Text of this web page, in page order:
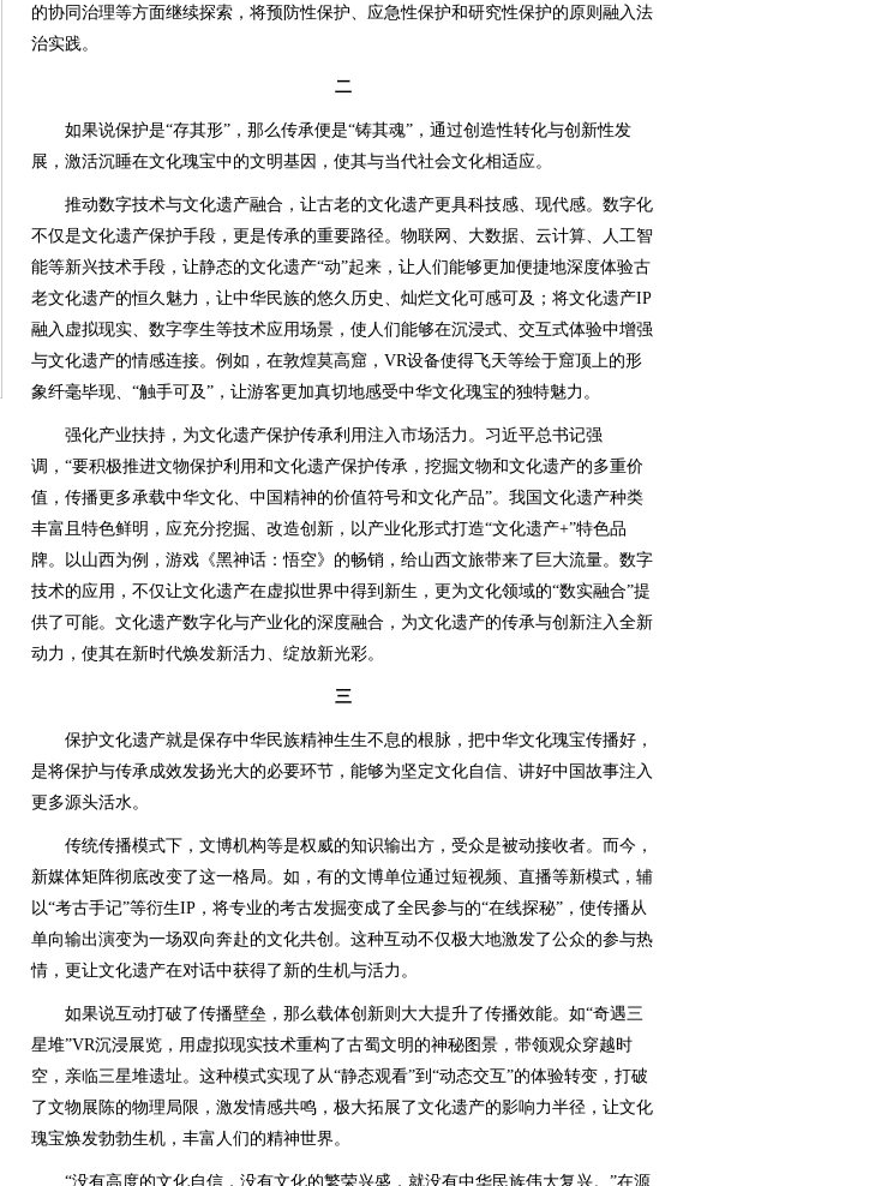
的协同治理等方面继续探索，将预防性保护、应急性保护和研究性保护的原则融入法
治实践。
二
如果说保护是“存其形”，那么传承便是“铸其魂”，通过创造性转化与创新性发
展，激活沉睡在文化瑰宝中的文明基因，使其与当代社会文化相适应。
推动数字技术与文化遗产融合，让古老的文化遗产更具科技感、现代感。数字化
不仅是文化遗产保护手段，更是传承的重要路径。物联网、大数据、云计算、人工智
能等新兴技术手段，让静态的文化遗产“动”起来，让人们能够更加便捷地深度体验古
老文化遗产的恒久魅力，让中华民族的悠久历史、灿烂文化可感可及；将文化遗产IP
融入虚拟现实、数字孪生等技术应用场景，使人们能够在沉浸式、交互式体验中增强
与文化遗产的情感连接。例如，在敦煌莫高窟，VR设备使得飞天等绘于窟顶上的形
象纤毫毕现、“触手可及”，让游客更加真切地感受中华文化瑰宝的独特魅力。
强化产业扶持，为文化遗产保护传承利用注入市场活力。习近平总书记强
调，“要积极推进文物保护利用和文化遗产保护传承，挖掘文物和文化遗产的多重价
值，传播更多承载中华文化、中国精神的价值符号和文化产品”。我国文化遗产种类
丰富且特色鲜明，应充分挖掘、改造创新，以产业化形式打造“文化遗产+”特色品
牌。以山西为例，游戏《黑神话：悟空》的畅销，给山西文旅带来了巨大流量。数字
技术的应用，不仅让文化遗产在虚拟世界中得到新生，更为文化领域的“数实融合”提
供了可能。文化遗产数字化与产业化的深度融合，为文化遗产的传承与创新注入全新
动力，使其在新时代焕发新活力、绽放新光彩。
三
保护文化遗产就是保存中华民族精神生生不息的根脉，把中华文化瑰宝传播好，
是将保护与传承成效发扬光大的必要环节，能够为坚定文化自信、讲好中国故事注入
更多源头活水。
传统传播模式下，文博机构等是权威的知识输出方，受众是被动接收者。而今，
新媒体矩阵彻底改变了这一格局。如，有的文博单位通过短视频、直播等新模式，辅
以“考古手记”等衍生IP，将专业的考古发掘变成了全民参与的“在线探秘”，使传播从
单向输出演变为一场双向奔赴的文化共创。这种互动不仅极大地激发了公众的参与热
情，更让文化遗产在对话中获得了新的生机与活力。
如果说互动打破了传播壁垒，那么载体创新则大大提升了传播效能。如“奇遇三
星堆”VR沉浸展览，用虚拟现实技术重构了古蜀文明的神秘图景，带领观众穿越时
空，亲临三星堆遗址。这种模式实现了从“静态观看”到“动态交互”的体验转变，打破
了文物展陈的物理局限，激发情感共鸣，极大拓展了文化遗产的影响力半径，让文化
瑰宝焕发勃勃生机，丰富人们的精神世界。
“没有高度的文化自信，没有文化的繁荣兴盛，就没有中华民族伟大复兴。”在源